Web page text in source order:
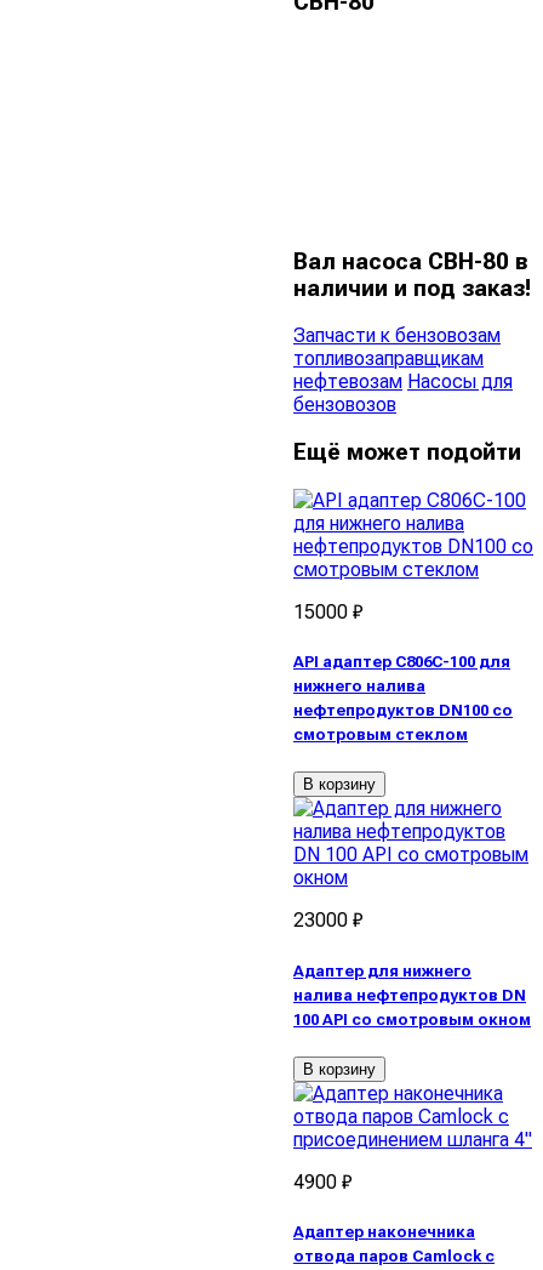
Вал насоса СВН-80 в
наличии и под заказ!
Запчасти к бензовозам
топливозаправщикам
нефтевозам Насосы для
бензовозов
Ещё может подойти
15000 ₽
API адаптер C806C-100 для
нижнего налива
нефтепродуктов DN100 со
смотровым стеклом
В корзину
23000 ₽
Адаптер для нижнего
налива нефтепродуктов DN
100 API со смотровым окном
В корзину
4900 ₽
Адаптер наконечника
отвода паров Camlock с